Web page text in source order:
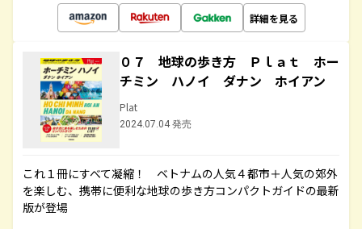
詳細を見る
０７ 地球の歩き方 Ｐｌａｔ ホー
チミン ハノイ ダナン ホイアン
Plat
2024.07.04 発売
これ１冊にすべて凝縮！ ベトナムの人気４都市＋人気の郊外
を楽しむ、携帯に便利な地球の歩き方コンパクトガイドの最新
版が登場